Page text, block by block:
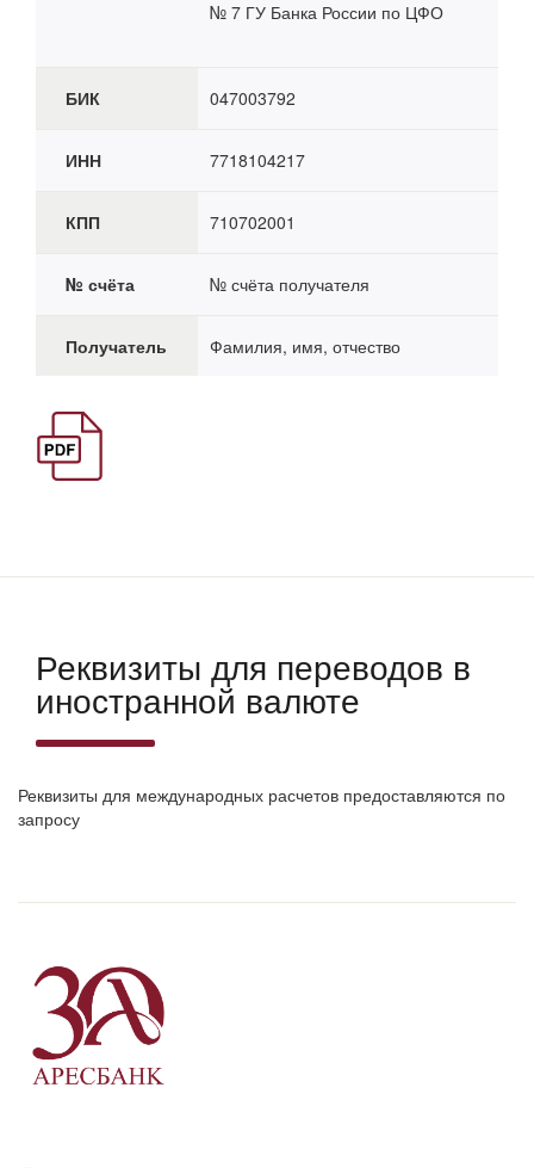
№ 7 ГУ Банка России по ЦФО
БИК 047003792
ИНН 7718104217
КПП 710702001
№ счёта № счёта получателя
Получатель Фамилия, имя, отчество
Реквизиты для переводов в
иностранной валюте
Реквизиты для международных расчетов предоставляются по
запросу